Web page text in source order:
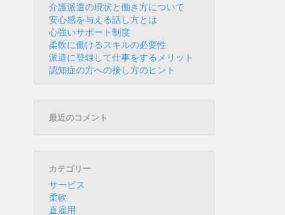
介護派遣の現状と働き方について
安心感を与える話し方とは
心強いサポート制度
柔軟に働けるスキルの必要性
派遣に登録して仕事をするメリット
認知症の方への接し方のヒント
最近のコメント
カテゴリー
サービス
柔軟
直雇用